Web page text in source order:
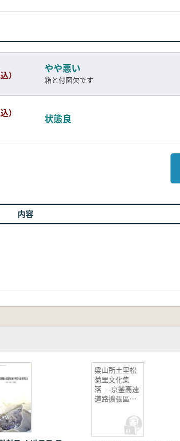
）
やや悪い
箱と付図欠です
）
状態良
内容
梁山所土里松
菊里文化集
落 -京釜高速
道路擴張區間
敷地発掘調査